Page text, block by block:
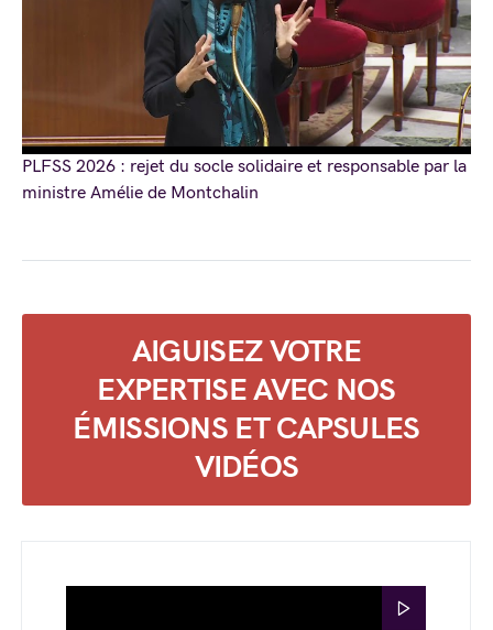
AIGUISEZ VOTRE
EXPERTISE AVEC NOS
ÉMISSIONS ET CAPSULES
VIDÉOS
PLFSS 2026 : rejet du socle solidaire et responsable par la
ministre Amélie de Montchalin